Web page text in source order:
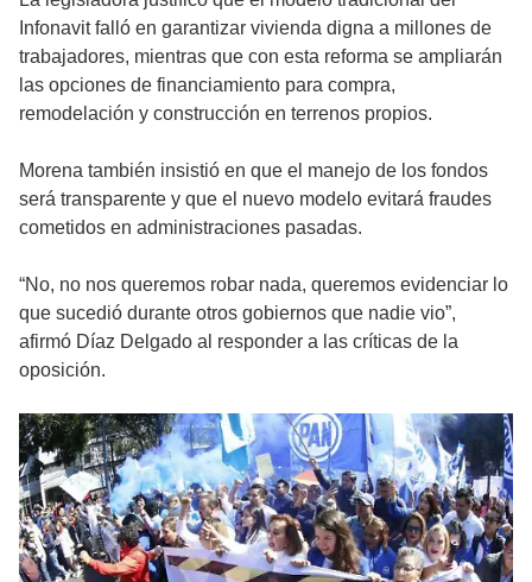
Infonavit falló en garantizar vivienda digna a millones de
trabajadores, mientras que con esta reforma se ampliarán
las opciones de financiamiento para compra,
remodelación y construcción en terrenos propios.
Morena también insistió en que el manejo de los fondos
será transparente y que el nuevo modelo evitará fraudes
cometidos en administraciones pasadas.
“No, no nos queremos robar nada, queremos evidenciar lo
que sucedió durante otros gobiernos que nadie vio”,
afirmó Díaz Delgado al responder a las críticas de la
oposición.